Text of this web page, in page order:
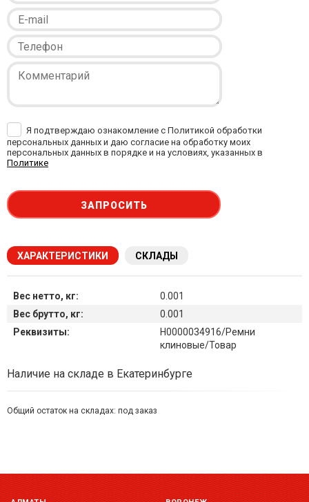
Я подтверждаю ознакомление с Политикой обработки
персональных данных и даю согласие на обработку моих
персональных данных в порядке и на условиях, указанных в
Политике
ЗАПРОСИТЬ
ХАРАКТЕРИСТИКИ СКЛАДЫ
Вес нетто, кг:
0.001
Вес брутто, кг:
0.001
Реквизиты:
Н0000034916/Ремни
клиновые/Товар
Наличие товара на складах
Симферополь склад (г. Симферополь, ул. Монтажная, 33а)
остаток:под заказ
Наличие на складе в Екатеринбурге
Общий остаток на складах: под заказ